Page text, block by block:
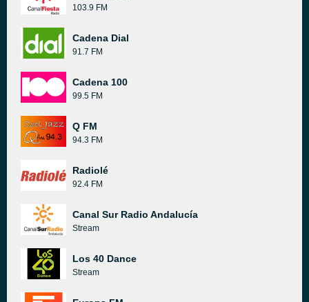
103.9 FM
Cadena Dial
91.7 FM
Cadena 100
99.5 FM
Q FM
94.3 FM
Radiolé
92.4 FM
Canal Sur Radio Andalucía
Stream
Los 40 Dance
Stream